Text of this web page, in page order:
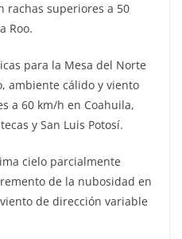
rachas superiores a 50
Roo.
para la Mesa del Norte
ambiente cálido y viento
a 60 km/h en Coahuila,
y San Luis Potosí.
cielo parcialmente
de la nubosidad en
de dirección variable